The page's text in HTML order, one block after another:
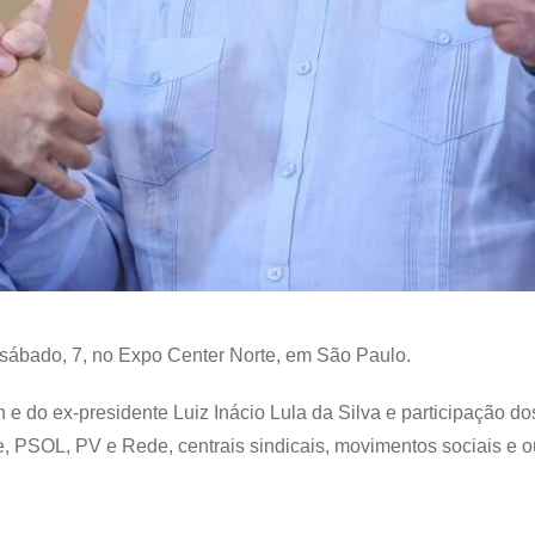
7, no Expo Center Norte, em São Paulo.
do ex-presidente Luiz Inácio Lula da Silva e participação
PV e Rede, centrais sindicais, movimentos sociais e